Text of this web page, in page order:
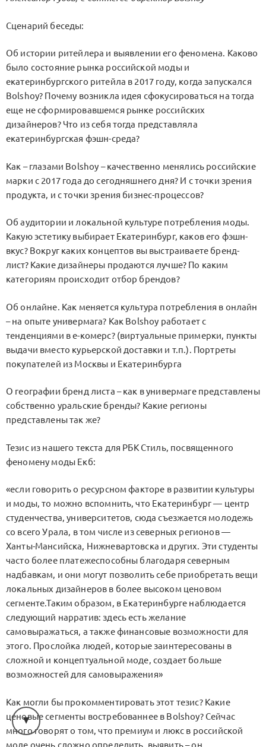
Сценарий беседы:
Об истории ритейлера и выявлении его феномена. Каково
было состояние рынка российской моды и
екатеринбургского ритейла в 2017 году, когда запускался
Bolshoy? Почему возникла идея сфокусироваться на тогда
еще не сформировавшемся рынке российских
дизайнеров? Что из себя тогда представляла
екатеринбургская фэшн-среда?
Как – глазами Bolshoy – качественно менялись российские
марки с 2017 года до сегодняшнего дня? И с точки зрения
продукта, и с точки зрения бизнес-процессов?
Об аудитории и локальной культуре потребления моды.
Какую эстетику выбирает Екатеринбург, каков его фэшн-
вкус? Вокруг каких концептов вы выстраиваете бренд-
лист? Какие дизайнеры продаются лучше? По каким
категориям происходит отбор брендов?
Об онлайне. Как меняется культура потребления в онлайн
– на опыте универмага? Как Bolshoy работает с
тенденциями в е-комерс? (виртуальные примерки, пункты
выдачи вместо курьерской доставки и т.п.). Портреты
покупателей из Москвы и Екатеринбурга
О географии бренд листа – как в универмаге представлены
собственно уральские бренды? Какие регионы
представлены так же?
Тезис из нашего текста для РБК Стиль, посвященного
феномену моды Екб:
«если говорить о ресурсном факторе в развитии культуры
и моды, то можно вспомнить, что Екатеринбург — центр
студенчества, университетов, сюда съезжается молодежь
со всего Урала, в том числе из северных регионов —
Ханты-Мансийска, Нижневартовска и других. Эти студенты
часто более платежеспособны благодаря северным
надбавкам, и они могут позволить себе приобретать вещи
локальных дизайнеров в более высоком ценовом
сегменте.Таким образом, в Екатеринбурге наблюдается
следующий нарратив: здесь есть желание
самовыражаться, а также финансовые возможности для
этого. Прослойка людей, которые заинтересованы в
сложной и концептуальной моде, создает больше
возможностей для самовыражения»
Как могли бы прокомментировать этот тезис? Какие
ценовые сегменты востребованнее в Bolshoy? Сейчас
много говорят о том, что премиум и люкс в российской
моде очень сложно определить, выявить – он